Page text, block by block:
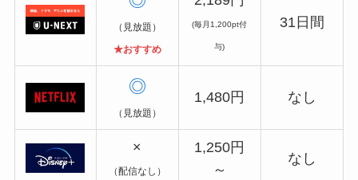
（見放題）
★おすすめ
(毎月1,200pt付
与)
31日間
◎
（見放題）
1,480円 なし
×
（配信なし）
1,250円
～
なし